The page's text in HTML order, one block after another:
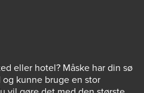
eller hotel? Måske har din sø
kunne bruge en stor